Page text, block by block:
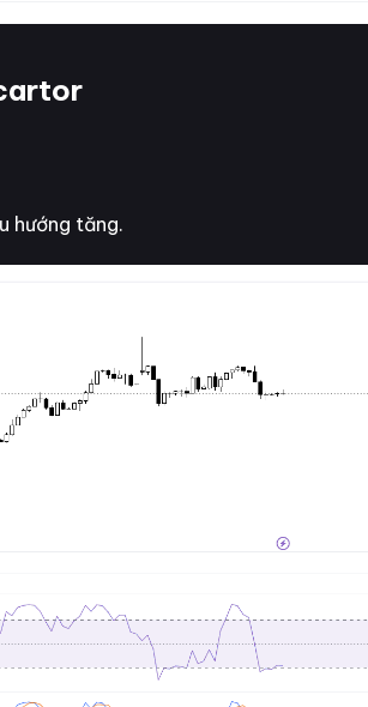
hướng tăng.